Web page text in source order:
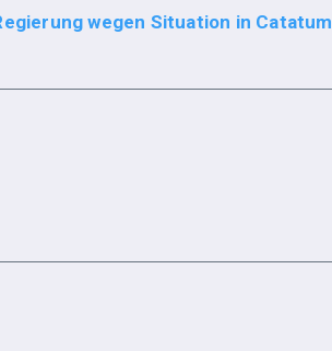
wegen Situation in